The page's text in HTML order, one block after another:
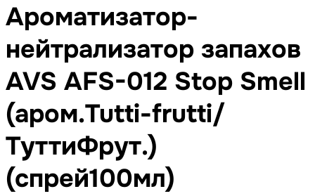
Ароматизатор-
нейтрализатор запахов
AVS AFS-012 Stop Smell
(аром.Tutti-frutti/
ТуттиФрут.)
(спрей100мл)